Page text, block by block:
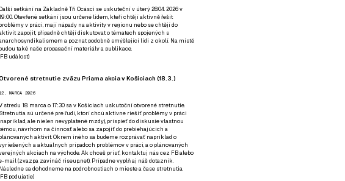
Další setkání na Základně Tři Ocásci se uskuteční v úterý 28.04. 2026 v
Otevřené setkání jsou určené lidem, kteří chtějí aktivně řešit
problémy v práci, mají nápady na aktivity v regionu nebo se chtějí do
zapojit, případně chtějí diskutovat o tématech spojených s
a poznat podobně smýšlející lidi z okolí. Na místě
budou také naše propagační materiály a publikace.
FB událost)
stretnutie zväzu Priama akcia v Košiciach (18.3.)
MARCA 2026
stredu 18. marca o 17:30 sa v Košiciach uskutoční otvorené stretnutie.
Stretnutia sú určené pre ľudí, ktorí chcú aktívne riešiť problémy v práci
ale nielen nevyplatené mzdy), prispieť do diskusie vlastnou
návrhom na činnosť alebo sa zapojiť do prebiehajúcich a
plánovaných aktivít. Okrem iného sa budeme rozprávať napríklad o
a aktuálnych prípadoch problémov v práci, a o plánovaných
akciach na východe. Ak chceš prísť, kontaktuj nás cez FBalebo
mail (zvazpa zavináč riseup.net). Prípadnevyplň aj náš dotazník.
Následne sa dohodneme na podrobnostiach o mieste a čase stretnutia.
FB podujatie)